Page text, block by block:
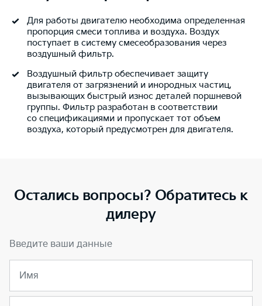
Для работы двигателю необходима определенная
пропорция смеси топлива и воздуха. Воздух
поступает в систему смесеобразования через
воздушный фильтр.
Воздушный фильтр обеспечивает защиту
двигателя от загрязнений и инородных частиц,
вызывающих быстрый износ деталей поршневой
группы. Фильтр разработан в соответствии
со спецификациями и пропускает тот объем
воздуха, который предусмотрен для двигателя.
Остались вопросы? Обратитесь к
дилеру
Введите ваши данные
Имя